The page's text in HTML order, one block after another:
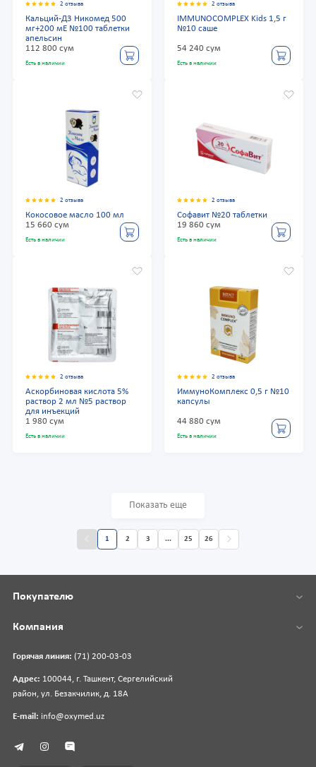
2 отзыва
Кальций-Д3 Никомед 500
мг+200 мЕ №100 таблетки
апельсин
112 800 сум
Есть в наличии
2 отзыва
IMMUNOCOMPLEX Kids 1,5 г
№10 саше
54 240 сум
Есть в наличии
2 отзыва
Кокосовое масло 100 мл
15 660 сум
Есть в наличии
2 отзыва
Софавит №20 таблетки
19 860 сум
Есть в наличии
2 отзыва
Аскорбиновая кислота 5%
раствор 2 мл №5 раствор
для инъекций
1 980 сум
Есть в наличии
2 отзыва
ИммуноКомплекс 0,5 г №10
капсулы
44 880 сум
Есть в наличии
Показать еще
1 2 3 ... 25 26
Горячая линия: (71) 200-03-03
Адрес: 100044, г. Ташкент, Сергелийский
район, ул. Безакчилик, д. 18А
E-mail: info@oxymed.uz
Покупателю
Компания